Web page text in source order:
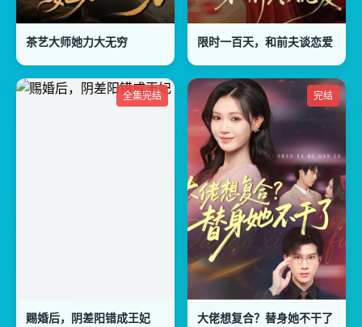
茶艺大师她力大无穷 限时一百天，和前夫谈恋爱
全集完结
赐婚后，阴差阳错成王妃
完结
大佬想复合？替身她不干了